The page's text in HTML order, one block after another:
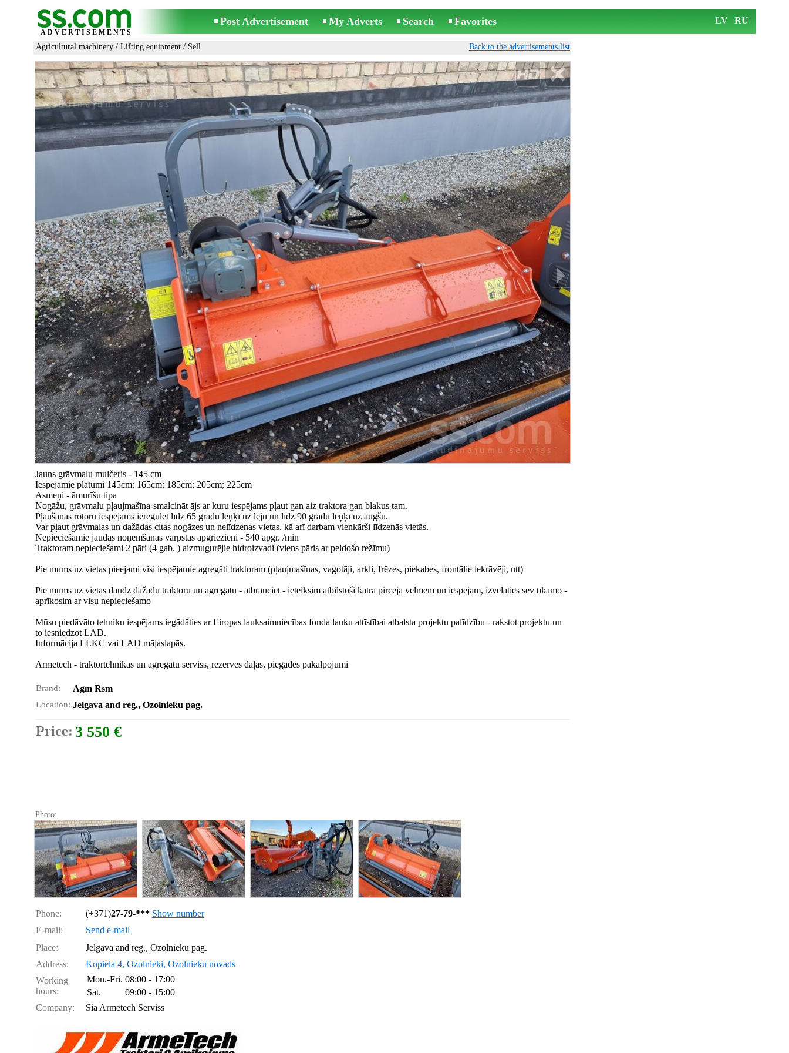
ADVERTISEMENTS
Post Advertisement My Adverts Search Favorites LV RU
Agricultural machinery / Lifting equipment / Sell Back to the advertisements list
Jauns grāvmalu mulčeris - 145 cm
Iespējamie platumi 145cm; 165cm; 185cm; 205cm; 225cm
Asmeņi - āmurīšu tipa
Nogāžu, grāvmalu pļaujmašīna-smalcināt ājs ar kuru iespējams pļaut gan aiz traktora gan blakus tam.
Pļaušanas rotoru iespējams ieregulēt līdz 65 grādu leņķī uz leju un līdz 90 grādu leņķī uz augšu.
Var pļaut grāvmalas un dažādas citas nogāzes un nelīdzenas vietas, kā arī darbam vienkārši līdzenās vietās.
Nepieciešamie jaudas noņemšanas vārpstas apgriezieni - 540 apgr. /min
Traktoram nepieciešami 2 pāri (4 gab. ) aizmugurējie hidroizvadi (viens pāris ar peldošo režīmu)
Pie mums uz vietas pieejami visi iespējamie agregāti traktoram (pļaujmašīnas, vagotāji, arkli, frēzes, piekabes, frontālie iekrāvēji, utt)
Pie mums uz vietas daudz dažādu traktoru un agregātu - atbrauciet - ieteiksim atbilstoši katra pircēja vēlmēm un iespējām, izvēlaties sev tīkamo -
aprīkosim ar visu nepieciešamo
Mūsu piedāvāto tehniku iespējams iegādāties ar Eiropas lauksaimniecības fonda lauku attīstībai atbalsta projektu palīdzību - rakstot projektu un
to iesniedzot LAD.
Informācija LLKC vai LAD mājaslapās.
Armetech - traktortehnikas un agregātu serviss, rezerves daļas, piegādes pakalpojumi
Brand: Agm Rsm
Location: Jelgava and reg., Ozolnieku pag.
Price: 3 550 €
Photo:
Phone: (+371)27-79-*** Show number
E-mail:
Send e-mail
Place:
Jelgava and reg., Ozolnieku pag.
Address:
Kopiela 4, Ozolnieki, Ozolnieku novads
Working
hours:
Mon.-Fri. 08:00 - 17:00
Sat.
09:00 - 15:00
Company:
Sia Armetech Serviss